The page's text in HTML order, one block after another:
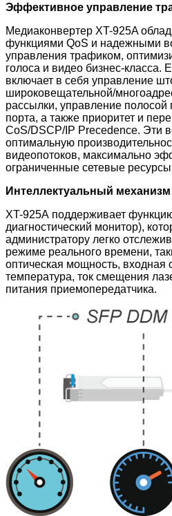
Эффективное управление
Медиаконвертер XT-925A
функциями QoS и надежными
управления трафиком,
голоса и видео бизнес-класса.
включает в себя управление
широковещательной/
рассылки, управление полосой
порта, а также приоритет и
CoS/DSCP/IP Precedence. Эти
оптимальную
видеопотоков, максимально
ограниченные сетевые
Интеллектуальный механизм
XT-925A поддерживает
диагностический монитор),
администратору легко
режиме реального времени,
оптическая мощность, входная
температура, ток смещения
питания приемопередатчика.